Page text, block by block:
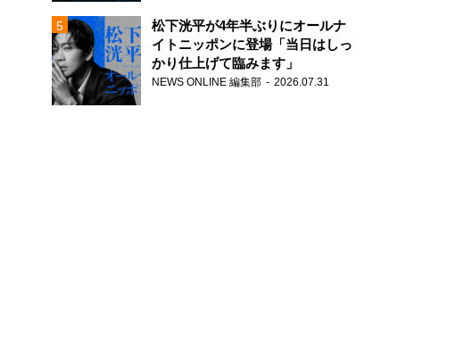
松下洸平が4年半ぶりにオールナ
イトニッポンに登場「当日はしっ
かり仕上げて臨みます」
NEWS ONLINE 編集部 2026.07.31